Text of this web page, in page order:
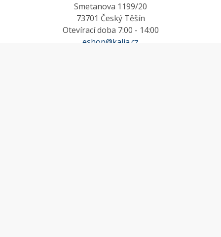
Smetanova 1199/20
73701 Český Těšín
Otevírací doba 7:00 - 14:00
eshop@kalia.cz